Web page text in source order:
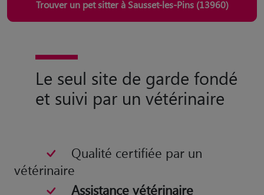
Trouver un pet sitter à Sausset-les-Pins (13960)
Le seul site de garde fondé
et suivi par un vétérinaire
Qualité certifiée par un
vétérinaire
Assistance vétérinaire